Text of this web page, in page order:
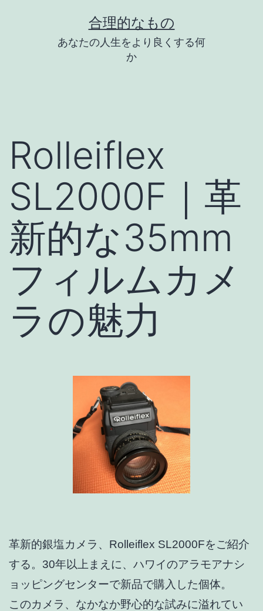
合理的なもの
あなたの人生をより良くする何
か
Rolleiflex
SL2000F｜革
新的な35mm
フィルムカメ
ラの魅力
革新的銀塩カメラ、Rolleiflex SL2000Fをご紹介
する。30年以上まえに、ハワイのアラモアナシ
ョッピングセンターで新品で購入した個体。
このカメラ、なかなか野心的な試みに溢れてい